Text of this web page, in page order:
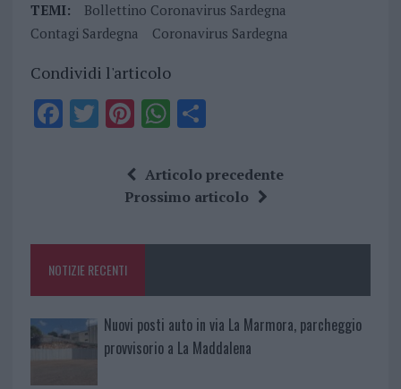
TEMI:
Bollettino Coronavirus Sardegna
Contagi Sardegna
Coronavirus Sardegna
Condividi l'articolo
F
o
k
T Pi
te
re
W
at
s
p
S
a
re
Articolo precedente
Prossimo articolo
NOTIZIE RECENTI
Nuovi posti auto in via La Marmora, parcheggio
provvisorio a La Maddalena